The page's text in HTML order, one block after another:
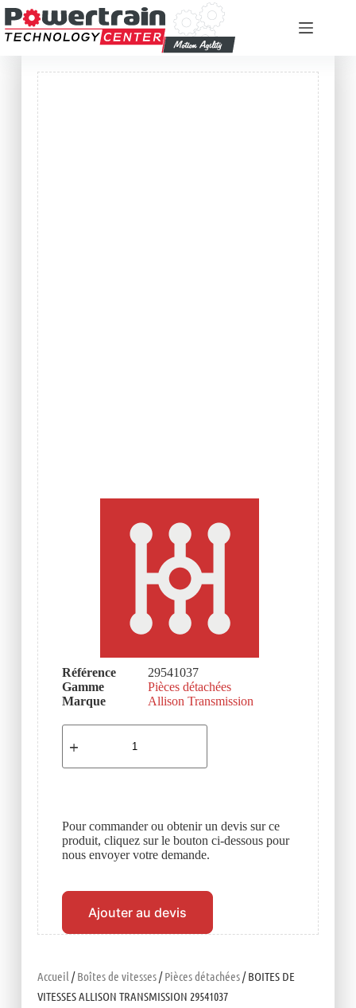
Accueil /Boîtes de vitesses/Pièces détachées/ BOITES DE
VITESSES ALLISON TRANSMISSION 29541037
Référence
29541037
Gamme
Pièces détachées
Marque
Allison Transmission
Pour commander ou obtenir un devis sur ce
produit, cliquez sur le bouton ci-dessous pour
nous envoyer votre demande.
Ajouter au devis